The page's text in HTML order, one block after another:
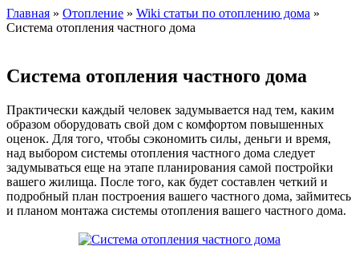
Главная » Отопление » Wiki статьи по отоплению дома »
Система отопления частного дома
Система отопления частного дома
Практически каждый человек задумывается над тем, каким
образом оборудовать свой дом с комфортом повышенных
оценок. Для того, чтобы сэкономить силы, деньги и время,
над выбором системы отопления частного дома следует
задумываться еще на этапе планирования самой постройки
вашего жилища. После того, как будет составлен четкий и
подробный план построения вашего частного дома, займитесь
и планом монтажа системы отопления вашего частного дома.